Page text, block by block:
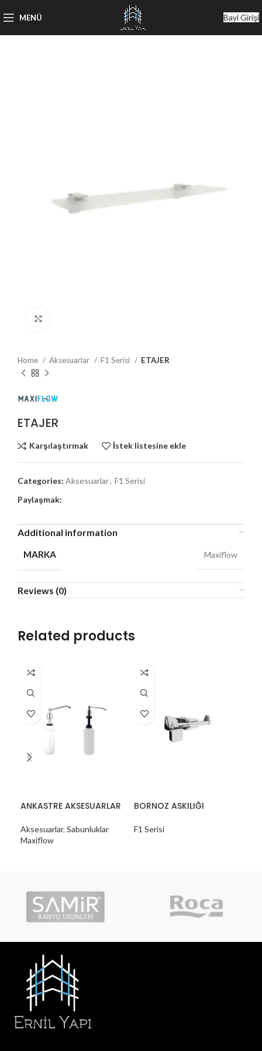
MENÜ Bayi Girişi
Home Aksesuarlar F1 Serisi ETAJER
ETAJER
Karşılaştırmak İstek listesine ekle
Categories: Aksesuarlar, F1 Serisi
Paylaşmak:
Additional information
MARKA Maxiflow
Reviews (0)
Related products
ANKASTRE AKSESUARLAR
Aksesuarlar, Sabunluklar
Maxiflow
BORNOZ ASKILIĞI
F1 Serisi